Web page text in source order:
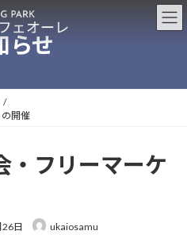
らせ
開催
・フリーマーケ
日 ukaiosamu